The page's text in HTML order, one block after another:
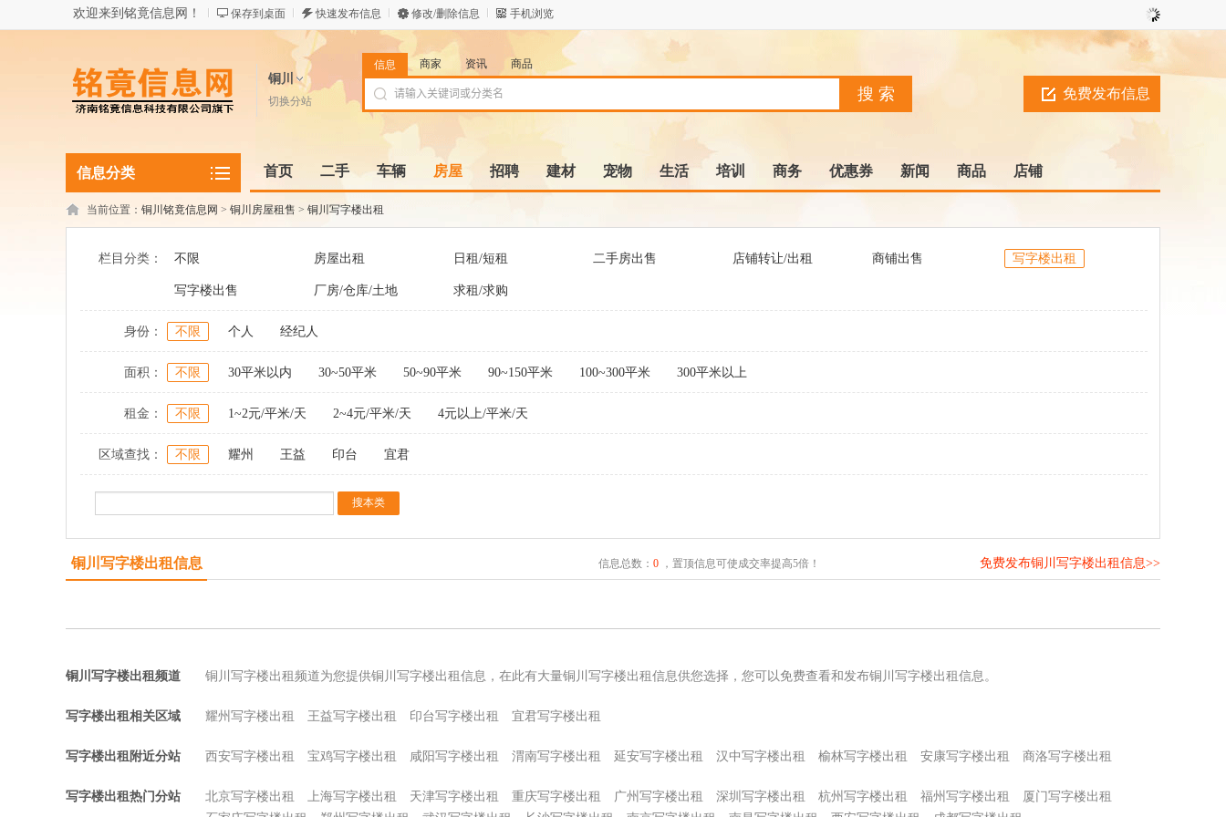
欢迎来到铭竟信息网！ 保存到桌面 快速发布信息 修改/删除信息 手机浏览
铜川
切换分站 免费发布信息
信息 商家 资讯 商品
信息分类 首页 二手 车辆 房屋 招聘 建材 宠物 生活 培训 商务 优惠券 新闻 商品 店铺
当前位置： 铜川铭竟信息网 > 铜川房屋租售 > 铜川写字楼出租
栏目分类： 不限 房屋出租 日租/短租 二手房出售 店铺转让/出租 商铺出售 写字楼出租
写字楼出售 厂房/仓库/土地 求租/求购
身份： 不限 个人 经纪人
面积： 不限 30平米以内 30~50平米 50~90平米 90~150平米 100~300平米 300平米以上
租金： 不限 1~2元/平米/天 2~4元/平米/天 4元以上/平米/天
区域查找： 不限 耀州 王益 印台 宜君
铜川写字楼出租信息 信息总数： 0，置顶信息可使成交率提高5倍！ 免费发布铜川写字楼出租信息>>
铜川写字楼出租频道 铜川写字楼出租频道为您提供铜川写字楼出租信息，在此有大量铜川写字楼出租信息供您选择，您可以免费查看和发布铜川写字楼出租信息。
写字楼出租相关区域 耀州写字楼出租 王益写字楼出租 印台写字楼出租 宜君写字楼出租
写字楼出租附近分站 西安写字楼出租 宝鸡写字楼出租 咸阳写字楼出租 渭南写字楼出租 延安写字楼出租 汉中写字楼出租 榆林写字楼出租 安康写字楼出租 商洛写字楼出租
写字楼出租热门分站 北京写字楼出租 上海写字楼出租 天津写字楼出租 重庆写字楼出租 广州写字楼出租 深圳写字楼出租 杭州写字楼出租 福州写字楼出租
厦门写字楼出租